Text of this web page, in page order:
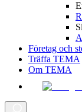
Företag och
Träffa TEMA
Om TEMA